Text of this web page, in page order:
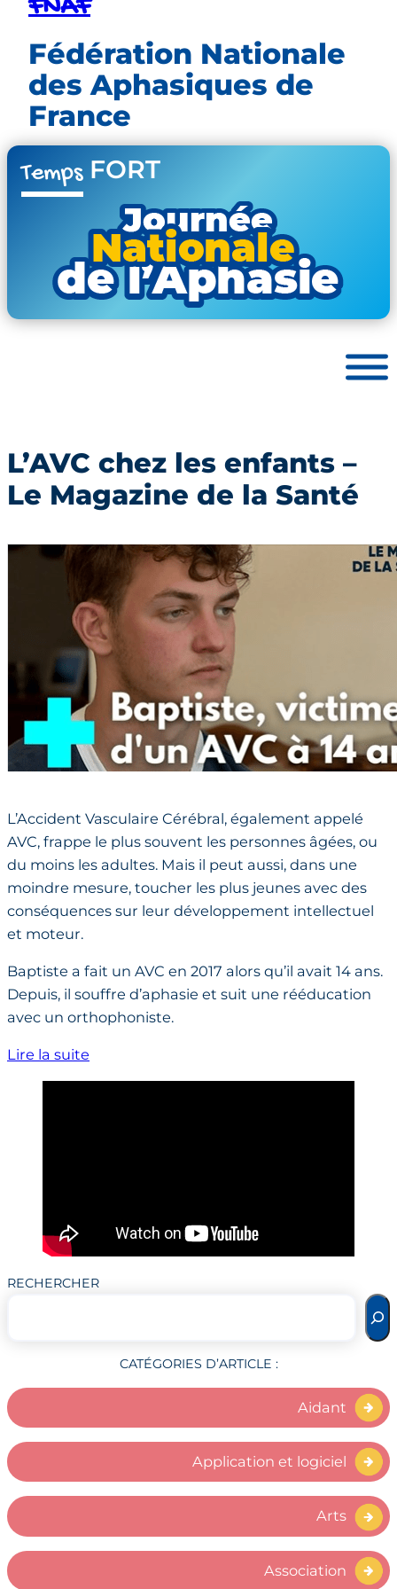
FNAF
Fédération Nationale
des Aphasiques de
France
TempsFORT
L’AVC chez les enfants –
Le Magazine de la Santé
L’Accident Vasculaire Cérébral, également appelé
AVC, frappe le plus souvent les personnes âgées, ou
du moins les adultes. Mais il peut aussi, dans une
moindre mesure, toucher les plus jeunes avec des
conséquences sur leur développement intellectuel
et moteur.
Baptiste a fait un AVC en 2017 alors qu’il avait 14 ans.
Depuis, il souffre d’aphasie et suit une rééducation
avec un orthophoniste.
Lire la suite
RECHERCHER
CATÉGORIES D’ARTICLE :
Aidant
Application et logiciel
Arts
Association